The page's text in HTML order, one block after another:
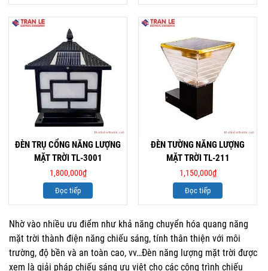
ĐÈN TRỤ CỔNG NĂNG LƯỢNG
MẶT TRỜI TL-3001
1,800,000₫
Đọc tiếp
ĐÈN TƯỜNG NĂNG LƯỢNG
MẶT TRỜI TL-211
1,150,000₫
Đọc tiếp
Nhờ vào nhiều ưu điểm như khả năng chuyển hóa quang năng
mặt trời thành điện năng chiếu sáng, tính thân thiện với môi
trường, độ bền và an toàn cao, vv…Đèn năng lượng mặt trời được
xem là giải pháp chiếu sáng ưu viêt cho các công trình chiếu